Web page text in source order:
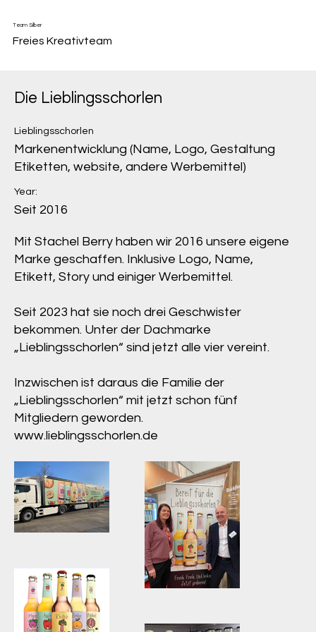
Team Silber
Freies Kreativteam
Die Lieblingsschorlen
Lieblingsschorlen
Markenentwicklung (Name, Logo, Gestaltung
Etiketten, website, andere Werbemittel)
Year:
Seit 2016
Mit Stachel Berry haben wir 2016 unsere eigene
Marke geschaffen. Inklusive Logo, Name,
Etikett, Story und einiger Werbemittel.
Seit 2023 hat sie noch drei Geschwister
bekommen. Unter der Dachmarke
„Lieblingsschorlen“ sind jetzt alle vier vereint.
Inzwischen ist daraus die Familie der
„Lieblingsschorlen“ mit jetzt schon fünf
Mitgliedern geworden.
www.lieblingsschorlen.de
Lieblingsschorlen